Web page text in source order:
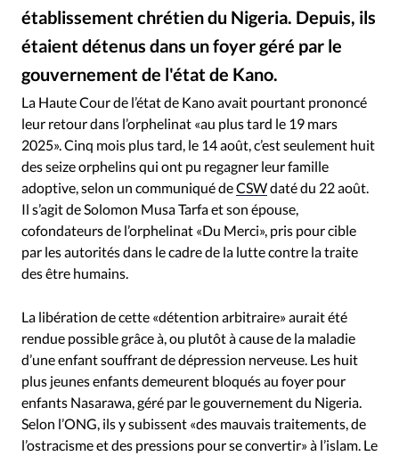
RUBRIQUES
Economie
Eglises
Histoire Laicité
Liberté religieuse
Mission
Monde People Politique
Société
établissement chrétien du Nigeria. Depuis, ils
étaient détenus dans un foyer géré par le
gouvernement de l'état de Kano.
© Jenum / Photos d'illustration - Enfants à Fufore dans l'État d'Adamawa au Nigeria
La Haute Cour de l’état de Kano avait pourtant prononcé
leur retour dans l’orphelinat «au plus tard le 19 mars
2025». Cinq mois plus tard, le 14 août, c’est seulement huit
des seize orphelins qui ont pu regagner leur famille
adoptive, selon un communiqué deCSWdaté du 22 août.
Il s’agit de Solomon Musa Tarfa et son épouse,
cofondateurs de l’orphelinat «Du Merci», pris pour cible
par les autorités dans le cadre de la lutte contre la traite
des être humains.
La libération de cette «détention arbitraire» aurait été
rendue possible grâce à, ou plutôt à cause de la maladie
d’une enfant souffrant de dépression nerveuse. Les huit
plus jeunes enfants demeurent bloqués au foyer pour
enfants Nasarawa, géré par le gouvernement du Nigeria.
Selon l’ONG, ils y subissent «des mauvais traitements, de
l’ostracisme et des pressions pour se convertir» à l’islam. Le